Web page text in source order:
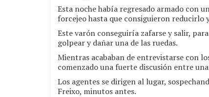
Esta noche había regresado armado con
forcejeo hasta que consiguieron reducirlo
Este varón conseguiría zafarse y salir,
golpear y dañar una de las ruedas.
Mientras acababan de entrevistarse con
comenzado una fuerte discusión entre
Los agentes se dirigen al lugar,
Freixo, minutos antes.